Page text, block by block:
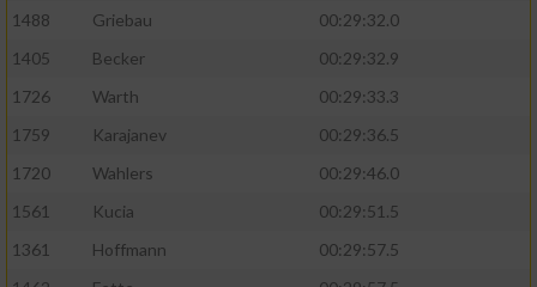
1488
Griebau
00:29:32.0
1405
Becker
00:29:32.9
1726
Warth
00:29:33.3
1759
Karajanev
00:29:36.5
1720
Wahlers
00:29:46.0
1561
Kucia
00:29:51.5
1361
Hoffmann
00:29:57.5